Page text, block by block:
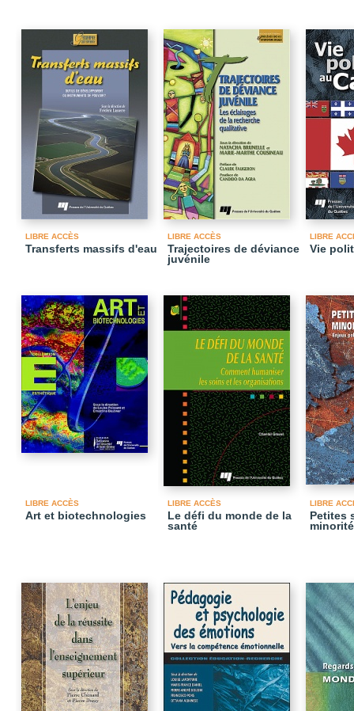
LIBRE ACCÈS
Transferts massifs d'eau
LIBRE ACCÈS
Trajectoires de déviance
juvénile
LIBRE
Vie
LIBRE ACCÈS
Art et biotechnologies
LIBRE ACCÈS
Le défi du monde de la
santé
LIBRE
Petites